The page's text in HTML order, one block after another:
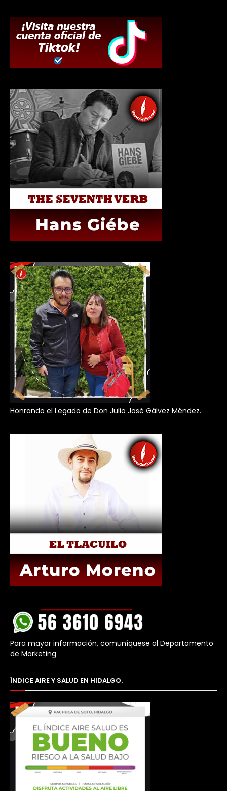
Honrando el Legado de Don Julio José Gálvez Méndez.
Para mayor información, comuníquese al Departamento
de Marketing
ÍNDICE AIRE Y SALUD EN HIDALGO.